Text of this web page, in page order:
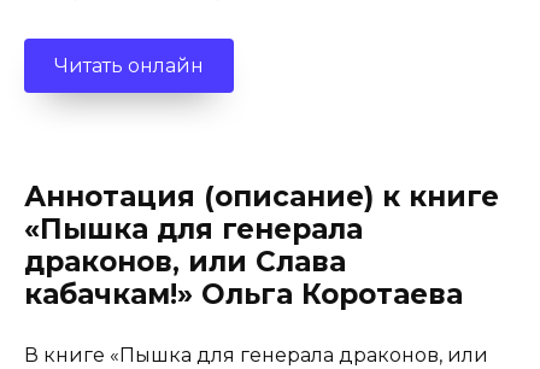
Читать онлайн
Аннотация (описание) к книге
«Пышка для генерала
драконов, или Слава
кабачкам!» Ольга Коротаева
В книге «Пышка для генерала драконов, или